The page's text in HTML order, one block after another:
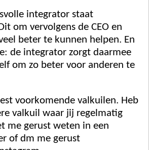
integrator staat
om vervolgens de CEO en
beter te kunnen helpen. En
de integrator zorgt daarmee
om zo beter voor anderen te
voorkomende valkuilen. Heb
valkuil waar jij regelmatig
me gerust weten in een
of dm me gerust